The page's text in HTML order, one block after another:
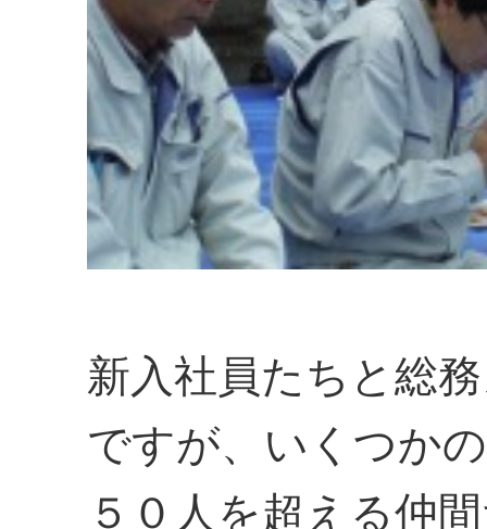
新入社員たちと総
ですが、いくつか
５０人を超える仲